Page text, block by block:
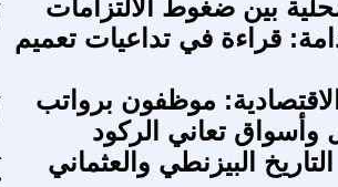
بين ضغوط الالتزامات
قراءة في تداعيات تعميم
موظفون برواتب
تعاني الركود
البيزنطي والعثماني